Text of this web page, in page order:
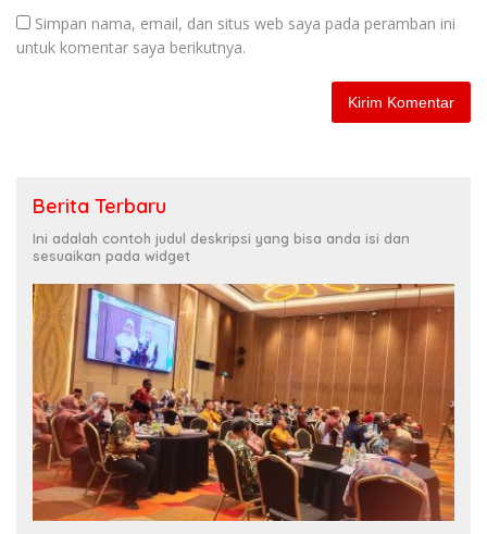
Simpan nama, email, dan situs web saya pada peramban ini
untuk komentar saya berikutnya.
Berita Terbaru
Ini adalah contoh judul deskripsi yang bisa anda isi dan
sesuaikan pada widget